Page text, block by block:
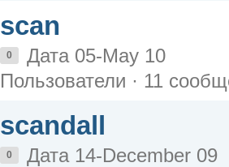
scan
0
Дата 05-May 10
Пользователи · 11
scandall
0
Дата 14-December 09